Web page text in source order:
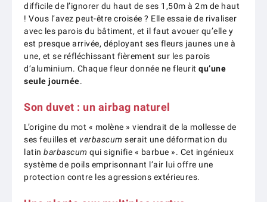
difficile de l’ignorer du haut de ses 1,50m à 2m de haut
! Vous l’avez peut-être croisée ? Elle essaie de rivaliser
avec les parois du bâtiment, et il faut avouer qu’elle y
est presque arrivée, déployant ses fleurs jaunes une à
une, et se réfléchissant fièrement sur les parois
d’aluminium. Chaque fleur donnée ne fleurit qu’une
seule journée.
Son duvet : un airbag naturel
L’origine du mot « molène » viendrait de la mollesse de
ses feuilles et verbascum serait une déformation du
latin barbascum qui signifie « barbue ». Cet ingénieux
système de poils emprisonnant l’air lui offre une
protection contre les agressions extérieures.